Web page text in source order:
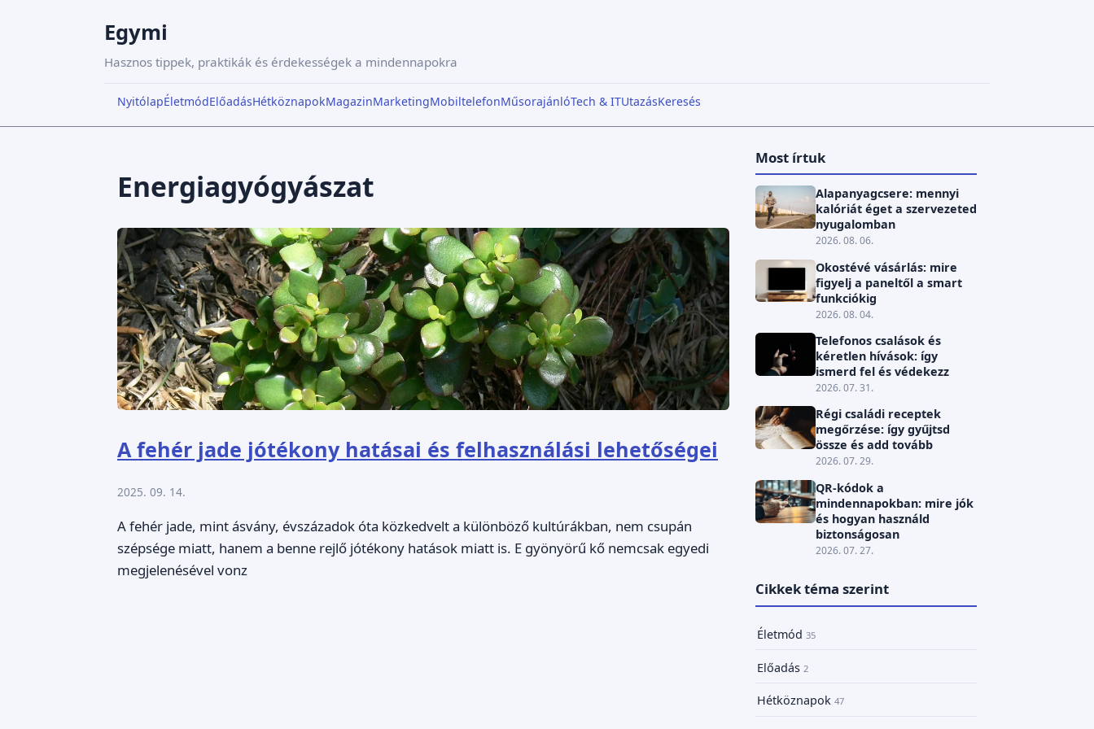
Egymi
Hasznos tippek, praktikák és érdekességek a mindennapokra
NyitólapÉletmódElőadásHétköznapokMagazinMarketingMobiltelefonMűsorajánlóTech & ITUtazásKeresés
Energiagyógyászat
A fehér jade jótékony hatásai és felhasználási lehetőségei
2025. 09. 14.
A fehér jade, mint ásvány, évszázadok óta közkedvelt a különböző kultúrákban, nem csupán
szépsége miatt, hanem a benne rejlő jótékony hatások miatt is. E gyönyörű kő nemcsak egyedi
megjelenésével vonz
Most írtuk
Alapanyagcsere: mennyi
kalóriát éget a szervezeted
nyugalomban
2026. 08. 06.
Okostévé vásárlás: mire
figyelj a paneltől a smart
funkciókig
2026. 08. 04.
Telefonos csalások és
kéretlen hívások: így
ismerd fel és védekezz
2026. 07. 31.
Régi családi receptek
megőrzése: így gyűjtsd
össze és add tovább
2026. 07. 29.
QR-kódok a
mindennapokban: mire jók
és hogyan használd
biztonságosan
2026. 07. 27.
Cikkek téma szerint
Életmód 35
Előadás 2
Hétköznapok 47